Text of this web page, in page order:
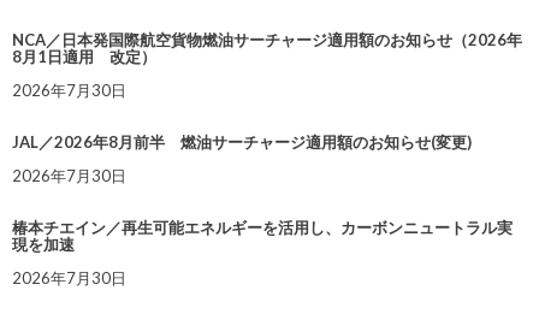
NCA／日本発国際航空貨物燃油サーチャージ適用額のお知らせ（2026年
8月1日適用 改定）
2026年7月30日
JAL／2026年8月前半 燃油サーチャージ適用額のお知らせ(変更)
2026年7月30日
椿本チエイン／再生可能エネルギーを活用し、カーボンニュートラル実
現を加速
2026年7月30日